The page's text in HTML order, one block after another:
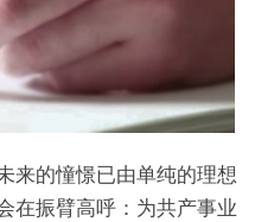
的憧憬已由单纯的理想
在振臂高呼：为共产事业